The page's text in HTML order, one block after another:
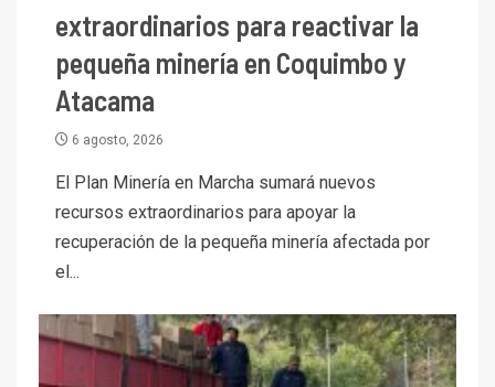
extraordinarios para reactivar la
pequeña minería en Coquimbo y
Atacama
6 agosto, 2026
El Plan Minería en Marcha sumará nuevos
recursos extraordinarios para apoyar la
recuperación de la pequeña minería afectada por
el...